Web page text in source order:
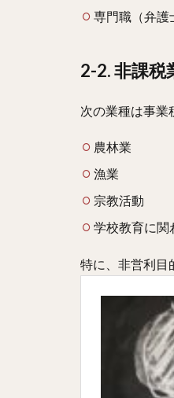
専門職（弁護
2-2. 非課税
次の業種は事業
農林業
漁業
宗教活動
学校教育に関
特に、非営利目